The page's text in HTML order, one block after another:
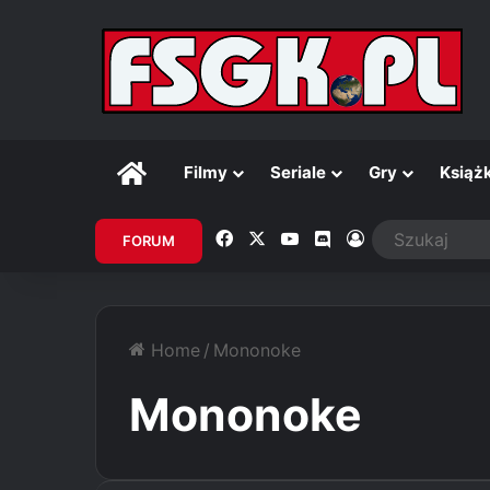
GłównaFilmy Seriale Gry
FORUM Facebook YouTubeDiscordZaloguj
Home / Mononoke
Mononoke